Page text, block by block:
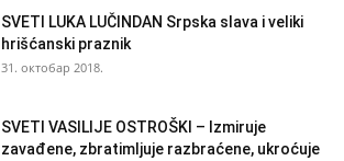
SVETI LUKA LUČINDAN Srpska slava i veliki
hrišćanski praznik
31. октобар 2018.
SVETI VASILIJE OSTROŠKI – Izmiruje
zavađene, zbratimljuje razbraćene, ukroćuje